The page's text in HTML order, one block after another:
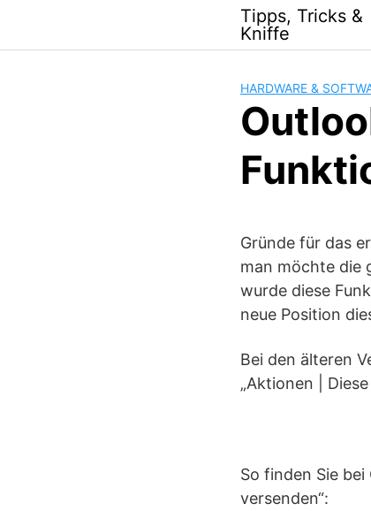
content
Tipps, Tricks &
Kniffe
HARDWARE &
Gründe für das
man möchte die
wurde diese
neue Position
Bei den älteren
„Aktionen |
So finden Sie
versenden“: